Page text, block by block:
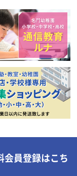
会員登録はこち